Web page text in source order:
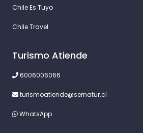
Chile Es Tuyo
Chile Travel
Turismo Atiende
6006006066
turismoatiende@sernatur.cl
WhatsApp